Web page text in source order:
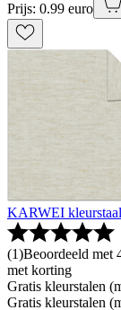
Prijs: 0.99 euro
KARWEI
(1)Beoordeeld met
met korting
Gratis kleurstalen
Gratis kleurstalen